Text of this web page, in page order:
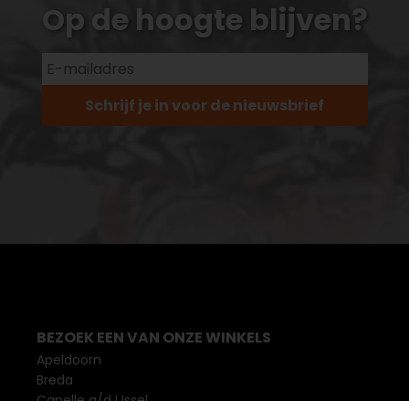
Op de hoogte blijven?
Schrijf je in voor de nieuwsbrief
BEZOEK EEN VAN ONZE WINKELS
Apeldoorn
Breda